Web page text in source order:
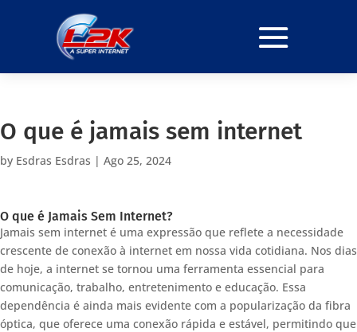
O que é jamais sem internet
by Esdras Esdras | Ago 25, 2024
O que é Jamais Sem Internet?
Jamais sem internet é uma expressão que reflete a necessidade
crescente de conexão à internet em nossa vida cotidiana. Nos dias
de hoje, a internet se tornou uma ferramenta essencial para
comunicação, trabalho, entretenimento e educação. Essa
dependência é ainda mais evidente com a popularização da fibra
óptica, que oferece uma conexão rápida e estável, permitindo que